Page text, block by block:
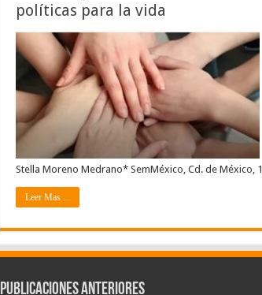
políticas para la vida
Stella Moreno Medrano* SemMéxico, Cd. de México,
Leer Mas ...
Publicaciones Anteriores